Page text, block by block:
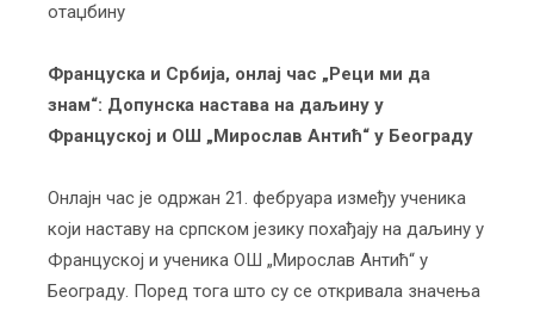
отаџбину
Француска и Србија, онлај час „Реци ми да
знам“: Допунска настава на даљину у
Француској и ОШ „Мирослав Антић“ у Београду
Онлајн час је одржан 21. фебруара између ученика
који наставу на српском језику похађају на даљину у
Француској и ученика ОШ „Мирослав Антић“ у
Београду. Поред тога што су се откривала значења